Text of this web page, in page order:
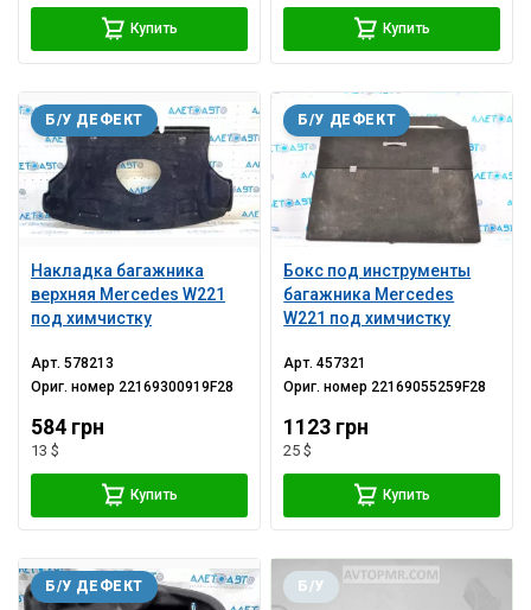
Купить Купить
Накладка багажника
верхняя Mercedes W221
под химчистку
Б/У ДЕФЕКТ
Арт.578213
Ориг. номер 22169300919F28
584 грн
13 $
Купить
Бокс под инструменты
багажника Mercedes
W221 под химчистку
Б/У ДЕФЕКТ
Арт.457321
Ориг. номер 22169055259F28
1123 грн
25 $
Купить
Б/У ДЕФЕКТ Б/У